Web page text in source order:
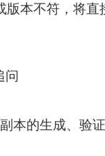
本不符，将直
问
本的生成、验